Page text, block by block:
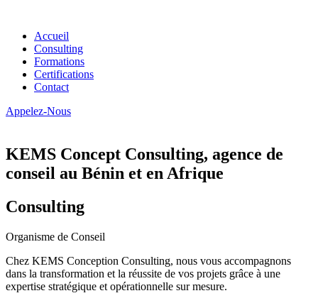
Accueil
Consulting
Formations
Certifications
Contact
Appelez-Nous
KEMS Concept Consulting, agence de
conseil au Bénin et en Afrique
Consulting
Organisme de Conseil
Chez KEMS Conception Consulting, nous vous accompagnons
dans la transformation et la réussite de vos projets grâce à une
expertise stratégique et opérationnelle sur mesure.